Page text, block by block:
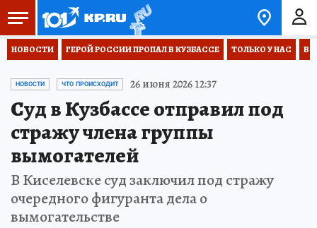
НОВОСТИ ГЕРОЙ РОССИИ ПРОПАЛ В КУЗБАССЕ ТОЛЬКО У НАС
НОВОСТИ ЧТО ПРОИСХОДИТ 26 июня 2026 12:37
Суд в Кузбассе отправил под
стражу члена группы
вымогателей
В Киселевске суд заключил под стражу
очередного фигуранта дела о
вымогательстве